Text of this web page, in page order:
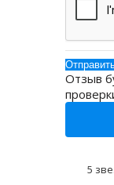
Отзыв
5